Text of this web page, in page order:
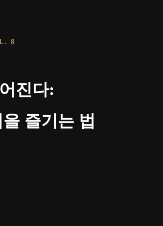
8
진다:
즐기는 법